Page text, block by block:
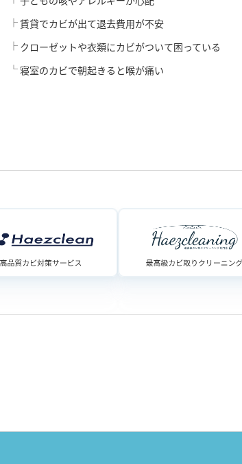
賃貸でカビが出て退去費用が不安
クローゼットや衣類にカビがついて困っている
寝室のカビで朝起きると喉が痛い